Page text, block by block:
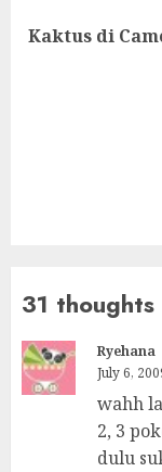
Kaktus di
31 thoughts
Ryehana
July 6,
wahh
2, 3
dulu